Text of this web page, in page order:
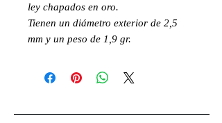
ley chapados en oro.
Tienen un diámetro exterior de 2,5
mm y un peso de 1,9 gr.